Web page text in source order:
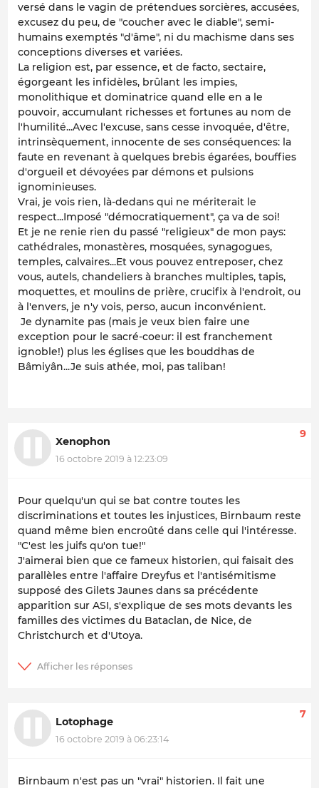
versé dans le vagin de prétendues sorcières, accusées,
excusez du peu, de "coucher avec le diable", semi-
humains exemptés "d'âme", ni du machisme dans ses
conceptions diverses et variées.
La religion est, par essence, et de facto, sectaire,
égorgeant les infidèles, brûlant les impies,
monolithique et dominatrice quand elle en a le
pouvoir, accumulant richesses et fortunes au nom de
l'humilité...Avec l'excuse, sans cesse invoquée, d'être,
intrinsèquement, innocente de ses conséquences: la
faute en revenant à quelques brebis égarées, bouffies
d'orgueil et dévoyées par démons et pulsions
ignominieuses.
Vrai, je vois rien, là-dedans qui ne mériterait le
respect...Imposé "démocratiquement", ça va de soi!
Et je ne renie rien du passé "religieux" de mon pays:
cathédrales, monastères, mosquées, synagogues,
temples, calvaires...Et vous pouvez entreposer, chez
vous, autels, chandeliers à branches multiples, tapis,
moquettes, et moulins de prière, crucifix à l'endroit, ou
à l'envers, je n'y vois, perso, aucun inconvénient.
Je dynamite pas (mais je veux bien faire une
exception pour le sacré-coeur: il est franchement
ignoble!) plus les églises que les bouddhas de
Bâmiyân...Je suis athée, moi, pas taliban!
Xenophon
16 octobre 2019 à 12:23:09
9
Pour quelqu'un qui se bat contre toutes les
discriminations et toutes les injustices, Birnbaum reste
quand même bien encroûté dans celle qui l'intéresse.
"C'est les juifs qu'on tue!"
J'aimerai bien que ce fameux historien, qui faisait des
parallèles entre l'affaire Dreyfus et l'antisémitisme
supposé des Gilets Jaunes dans sa précédente
apparition sur ASI, s'explique de ses mots devants les
familles des victimes du Bataclan, de Nice, de
Christchurch et d'Utoya.
Lotophage
16 octobre 2019 à 06:23:14
7
Birnbaum n'est pas un "vrai" historien. Il fait une